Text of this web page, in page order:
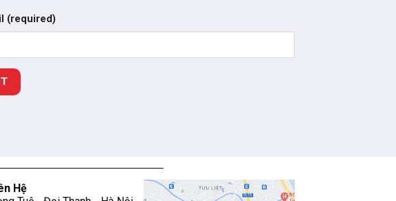
(required)
Hệ